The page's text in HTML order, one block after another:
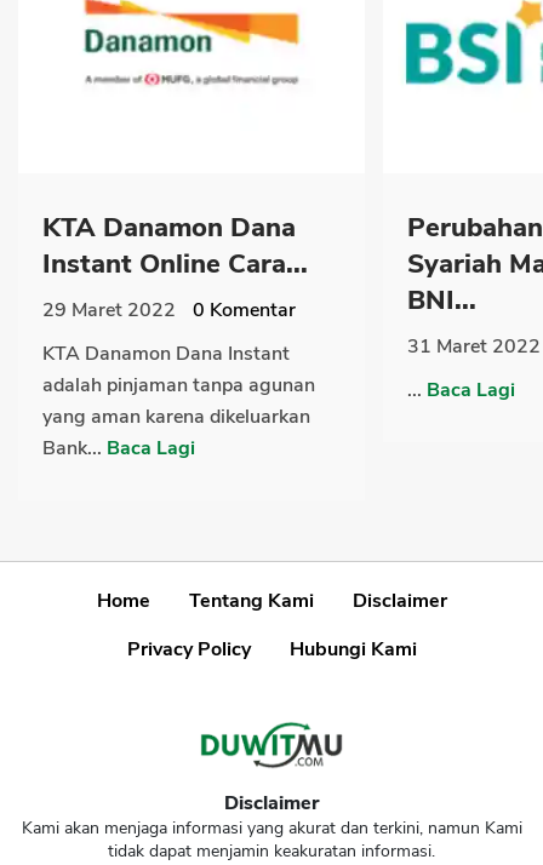
KTA Danamon Dana
Instant Online Cara...
29 Maret 2022 0 Komentar
KTA Danamon Dana Instant
adalah pinjaman tanpa agunan
yang aman karena dikeluarkan
Bank... Baca Lagi
Syariah
BNI...
31 Maret 2022
... Baca Lagi
Home Tentang Kami
Disclaimer
Privacy Policy
Hubungi Kami
Disclaimer
Kami akan menjaga informasi yang akurat dan terkini, namun Kami
tidak dapat menjamin keakuratan informasi.